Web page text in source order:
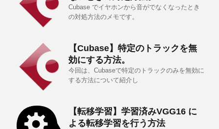
Cubase でイヤホンから音がでなくなったとき
の対処方法のメモです。
【Cubase】特定のトラックを無
効にする方法。
今回は、Cubaseで特定のトラックのみを無効に
する方法について紹介し
【転移学習】学習済みVGG16 に
よる転移学習を行う方法